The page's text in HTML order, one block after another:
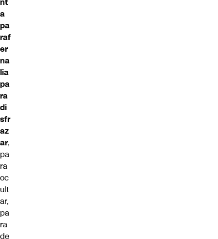
a
pa
raf
er
na
lia
pa
ra
di
sfr
az
ar,
pa
ra
oc
ult
ar,
pa
ra
de